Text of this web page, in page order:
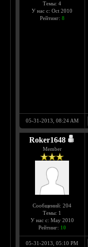
Темы: 4
У нас с: Oct 2010
Рейтинг: 8
05-31-2013, 08:24 AM
Roker1648
Member
Сообщений: 204
Темы: 1
У нас с: May 2010
Рейтинг: 10
05-31-2013, 05:10 PM